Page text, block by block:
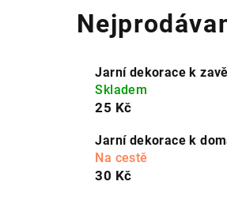
Jarní dekorace k
Skladem
25 Kč
Jarní dekorace k
Na cestě
30 Kč